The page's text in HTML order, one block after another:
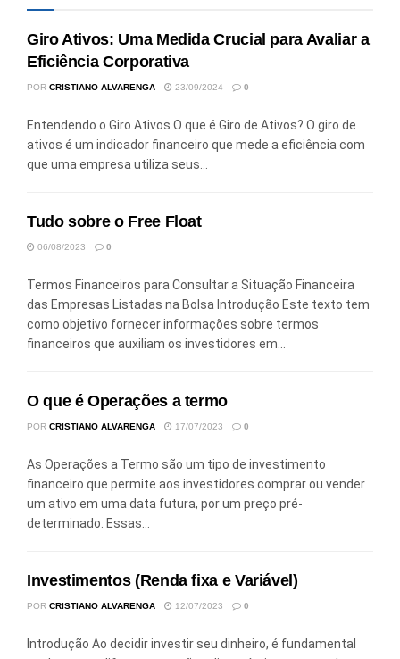
Giro Ativos: Uma Medida Crucial para Avaliar a
Eficiência Corporativa
POR CRISTIANO ALVARENGA 23/09/2024 0
Entendendo o Giro Ativos O que é Giro de Ativos? O giro de
ativos é um indicador financeiro que mede a eficiência com
que uma empresa utiliza seus...
Tudo sobre o Free Float
06/08/2023 0
Termos Financeiros para Consultar a Situação Financeira
das Empresas Listadas na Bolsa Introdução Este texto tem
como objetivo fornecer informações sobre termos
financeiros que auxiliam os investidores em...
O que é Operações a termo
POR CRISTIANO ALVARENGA 17/07/2023 0
As Operações a Termo são um tipo de investimento
financeiro que permite aos investidores comprar ou vender
um ativo em uma data futura, por um preço pré-
determinado. Essas...
Investimentos (Renda fixa e Variável)
POR CRISTIANO ALVARENGA 12/07/2023 0
Introdução Ao decidir investir seu dinheiro, é fundamental